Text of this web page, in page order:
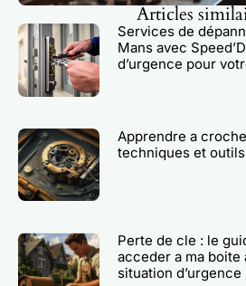
Articles
Services de
Mans avec
d’urgence pour
Apprendre a
techniques et
Perte de cle : le
acceder a ma boite
situation d’urgence